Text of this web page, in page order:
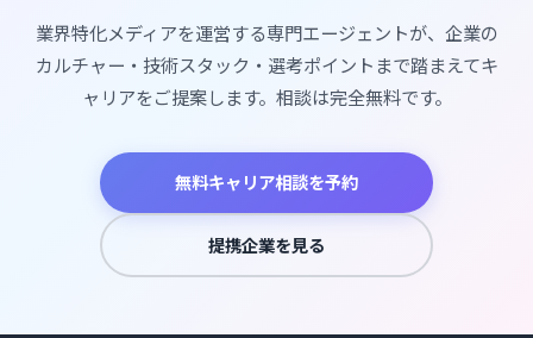
業界特化メディアを運営する専門エージェントが、企業の
カルチャー・技術スタック・選考ポイントまで踏まえてキ
ャリアをご提案します。相談は完全無料です。
無料キャリア相談を予約
提携企業を見る